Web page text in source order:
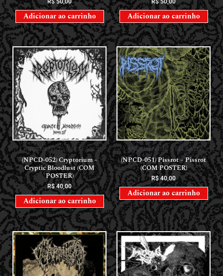
R$50,00
Adicionar ao carrinho
R$ 50,00
Adicionar ao carrinho
LANÇAMENTOS // RELEASES
(NPCD-052) Cryptorium –
Cryptic Bloodlust (COM
POSTER)
R$40,00
Adicionar ao carrinho
LANÇAMENTOS // RELEASES
(NPCD-051) Pissrot – Pissrot
(COM POSTER)
R$40,00
Adicionar ao carrinho